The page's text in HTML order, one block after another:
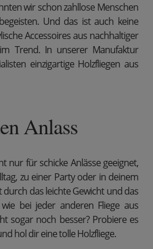
wir schon zahllose Menschen
Und das ist auch keine
Accessoires aus nachhaltiger
Trend. In unserer Manufaktur
einzigartige Holzfliegen aus
Anlass
nur für schicke Anlässe geeignet,
zu einer Party oder in deinem
durch das leichte Gewicht und das
bei jeder anderen Fliege aus
sogar noch besser? Probiere es
hol dir eine tolle Holzfliege.